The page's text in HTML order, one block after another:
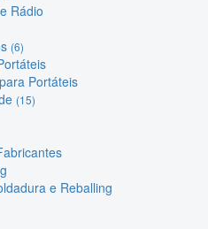
Rádio
(6)
Portáteis
(15)
e Reballing